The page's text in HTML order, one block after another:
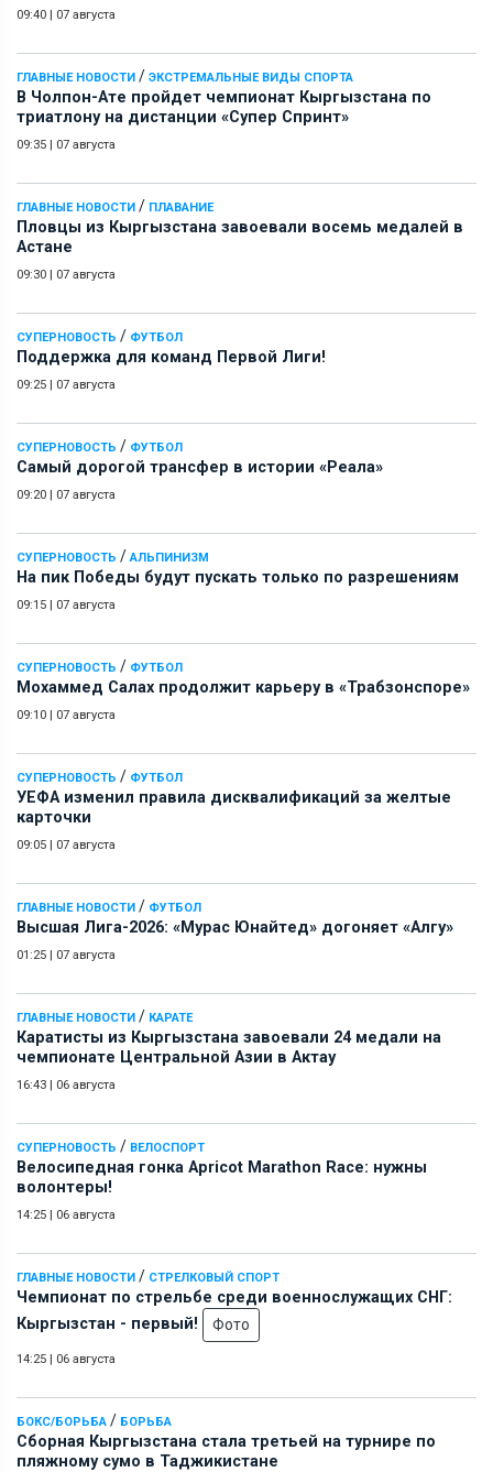
09:40 | 07 августа
ГЛАВНЫЕ НОВОСТИ / ЭКСТРЕМАЛЬНЫЕ ВИДЫ СПОРТА
В Чолпон-Ате пройдет чемпионат Кыргызстана по
триатлону на дистанции «Супер Спринт»
09:35 | 07 августа
ГЛАВНЫЕ НОВОСТИ / ПЛАВАНИЕ
Пловцы из Кыргызстана завоевали восемь медалей в
Астане
09:30 | 07 августа
СУПЕРНОВОСТЬ / ФУТБОЛ
Поддержка для команд Первой Лиги!
09:25 | 07 августа
СУПЕРНОВОСТЬ / ФУТБОЛ
Самый дорогой трансфер в истории «Реала»
09:20 | 07 августа
СУПЕРНОВОСТЬ / АЛЬПИНИЗМ
На пик Победы будут пускать только по разрешениям
09:15 | 07 августа
СУПЕРНОВОСТЬ / ФУТБОЛ
Мохаммед Салах продолжит карьеру в «Трабзонспоре»
09:10 | 07 августа
СУПЕРНОВОСТЬ / ФУТБОЛ
УЕФА изменил правила дисквалификаций за желтые
карточки
09:05 | 07 августа
ГЛАВНЫЕ НОВОСТИ / ФУТБОЛ
Высшая Лига-2026: «Мурас Юнайтед» догоняет «Алгу»
01:25 | 07 августа
ГЛАВНЫЕ НОВОСТИ / КАРАТЕ
Каратисты из Кыргызстана завоевали 24 медали на
чемпионате Центральной Азии в Актау
16:43 | 06 августа
СУПЕРНОВОСТЬ / ВЕЛОСПОРТ
Велосипедная гонка Apricot Marathon Race: нужны
волонтеры!
14:25 | 06 августа
ГЛАВНЫЕ НОВОСТИ / СТРЕЛКОВЫЙ СПОРТ
Чемпионат по стрельбе среди военнослужащих СНГ:
Кыргызстан - первый!
Фото
14:25 | 06 августа
БОКС/БОРЬБА / БОРЬБА
Сборная Кыргызстана стала третьей на турнире по
пляжному сумо в Таджикистане